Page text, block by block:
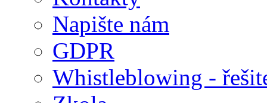
Napište nám
GDPR
Whistleblowing -